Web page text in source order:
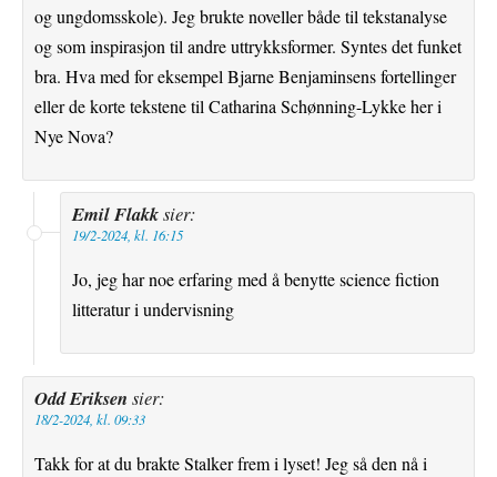
og ungdomsskole). Jeg brukte noveller både til tekstanalyse
og som inspirasjon til andre uttrykksformer. Syntes det funket
bra. Hva med for eksempel Bjarne Benjaminsens fortellinger
eller de korte tekstene til Catharina Schønning-Lykke her i
Nye Nova?
Emil Flakksier:
19/2-2024, kl. 16:15
Jo, jeg har noe erfaring med å benytte science fiction
litteratur i undervisning
Odd Eriksen sier:
18/2-2024, kl. 09:33
Takk for at du brakte Stalker frem i lyset! Jeg så den nå i